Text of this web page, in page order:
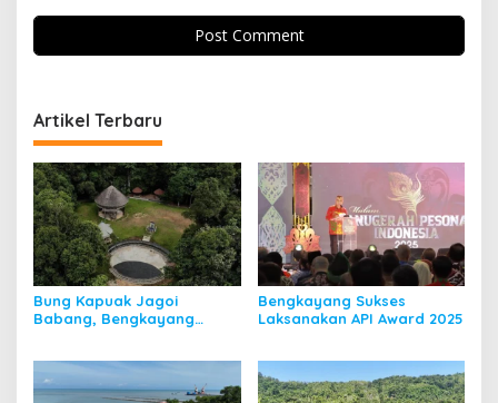
Artikel Terbaru
Bung Kapuak Jagoi
Babang, Bengkayang
Bengkayang Sukses
Laksanakan API Award 2025